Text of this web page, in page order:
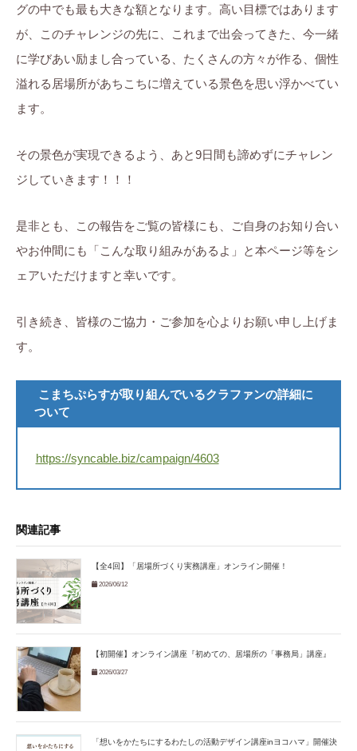
グの中でも最も大きな額となります。高い目標ではあります
が、このチャレンジの先に、これまで出会ってきた、今一緒
に学びあい励まし合っている、たくさんの方々が作る、個性
溢れる居場所があちこちに増えている景色を思い浮かべてい
ます。
その景色が実現できるよう、あと9日間も諦めずにチャレン
ジしていきます！！！
是非とも、この報告をご覧の皆様にも、ご自身のお知り合い
やお仲間にも「こんな取り組みがあるよ」と本ページ等をシ
ェアいただけますと幸いです。
引き続き、皆様のご協力・ご参加を心よりお願い申し上げま
す。
こまちぷらすが取り組んでいるクラファンの詳細に
ついて
https://syncable.biz/campaign/4603
関連記事
【全4回】「居場所づくり実務講座」オンライン開催！
2026/06/12
【初開催】オンライン講座『初めての、居場所の「事務局」講座』
2026/03/27
「想いをかたちにするわたしの活動デザイン講座inヨコハマ」開催決